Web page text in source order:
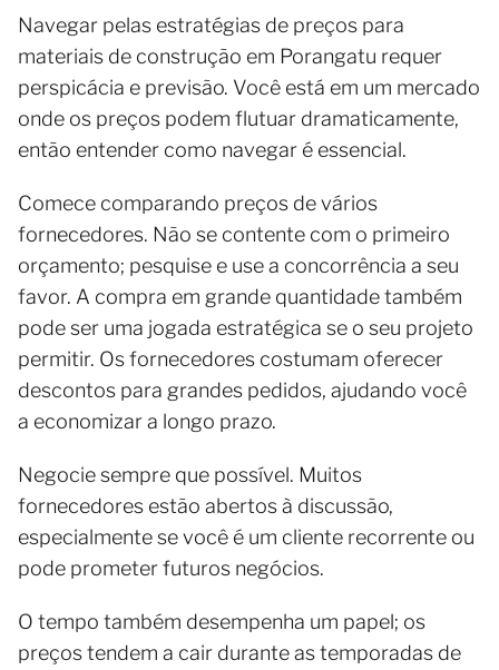
Navegar pelas estratégias de preços para
materiais de construção em Porangatu requer
perspicácia e previsão. Você está em um mercado
onde os preços podem flutuar dramaticamente,
então entender como navegar é essencial.
Comece comparando preços de vários
fornecedores. Não se contente com o primeiro
orçamento; pesquise e use a concorrência a seu
favor. A compra em grande quantidade também
pode ser uma jogada estratégica se o seu projeto
permitir. Os fornecedores costumam oferecer
descontos para grandes pedidos, ajudando você
a economizar a longo prazo.
Negocie sempre que possível. Muitos
fornecedores estão abertos à discussão,
especialmente se você é um cliente recorrente ou
pode prometer futuros negócios.
O tempo também desempenha um papel; os
preços tendem a cair durante as temporadas de